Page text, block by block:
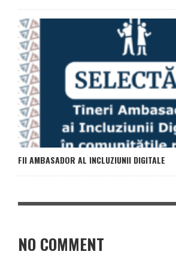
FII AMBASADOR AL INCLUZIUNII DIGITALE
NO COMMENT